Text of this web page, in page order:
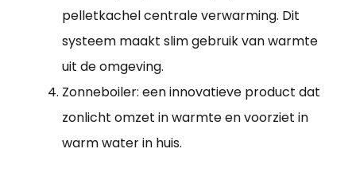
pelletkachel centrale verwarming. Dit
systeem maakt slim gebruik van warmte
uit de omgeving.
Zonneboiler: een innovatieve product dat
zonlicht omzet in warmte en voorziet in
warm water in huis.